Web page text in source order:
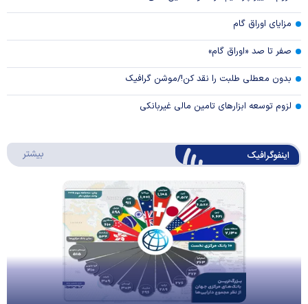
مزایای اوراق گام
صفر تا صد «اوراق گام»
بدون معطلی طلبت را نقد کن!/موشن گرافیک
لزوم توسعه ابزارهای تامین مالی غیربانکی
اینفوگرافیک بیشتر